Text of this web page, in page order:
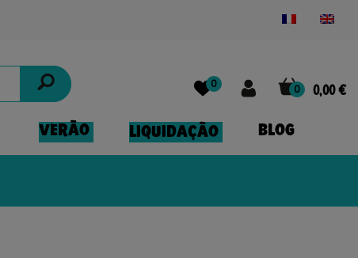
0 0,00 €
0
VERÃO LIQUIDAÇÃO BLOG